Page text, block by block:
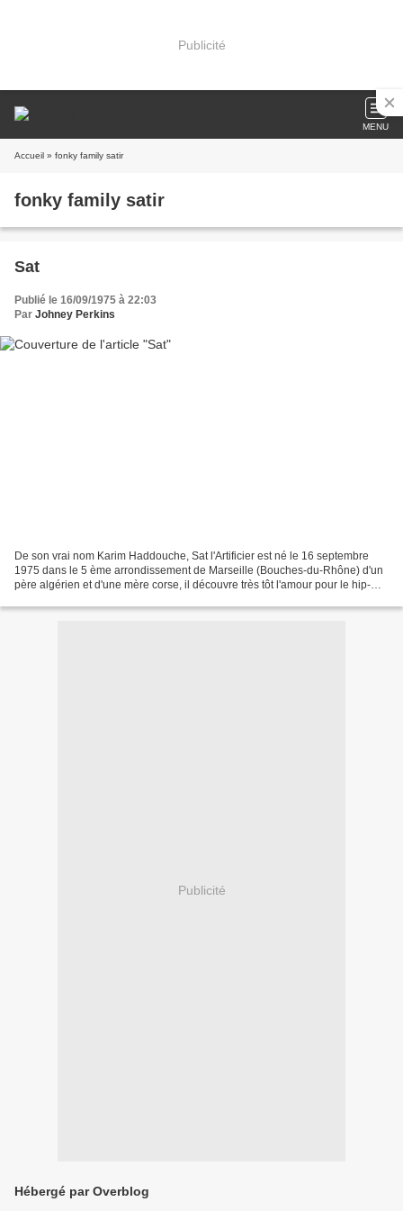
Publicité
MENU
Accueil » fonky family satir
fonky family satir
Sat
Publié le 16/09/1975 à 22:03
Par Johney Perkins
De son vrai nom Karim Haddouche, Sat l'Artificier est né le 16 septembre
1975 dans le 5 ème arrondissement de Marseille (Bouches-du-Rhône) d'un
père algérien et d'une mère corse, il découvre très tôt l'amour pour le hip-
Publicité
Hébergé par Overblog